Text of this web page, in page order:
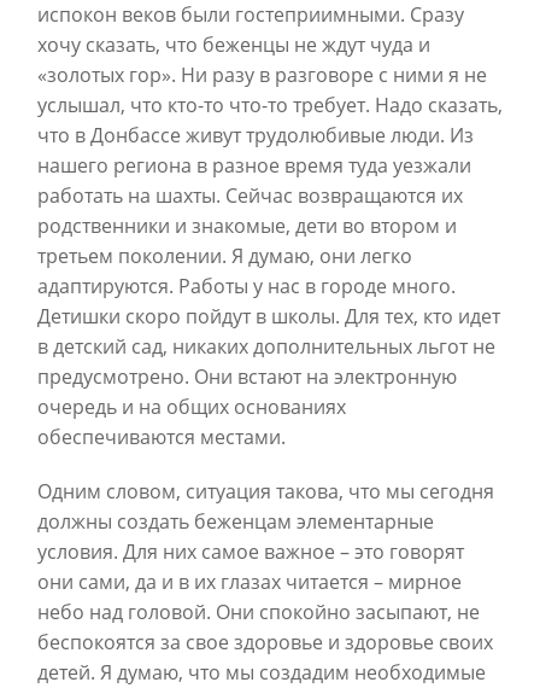
испокон веков были гостеприимными. Сразу
хочу сказать, что беженцы не ждут чуда и
«золотых гор». Ни разу в разговоре с ними я не
услышал, что кто-то что-то требует. Надо сказать,
что в Донбассе живут трудолюбивые люди. Из
нашего региона в разное время туда уезжали
работать на шахты. Сейчас возвращаются их
родственники и знакомые, дети во втором и
третьем поколении. Я думаю, они легко
адаптируются. Работы у нас в городе много.
Детишки скоро пойдут в школы. Для тех, кто идет
в детский сад, никаких дополнительных льгот не
предусмотрено. Они встают на электронную
очередь и на общих основаниях
обеспечиваются местами.
Одним словом, ситуация такова, что мы сегодня
должны создать беженцам элементарные
условия. Для них самое важное – это говорят
они сами, да и в их глазах читается – мирное
небо над головой. Они спокойно засыпают, не
беспокоятся за свое здоровье и здоровье своих
детей. Я думаю, что мы создадим необходимые